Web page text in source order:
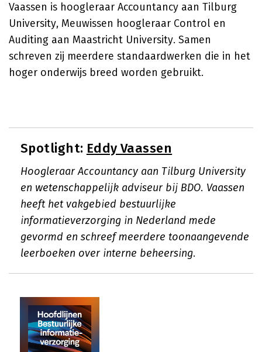
Vaassen is hoogleraar Accountancy aan Tilburg
University, Meuwissen hoogleraar Control en
Auditing aan Maastricht University. Samen
schreven zij meerdere standaardwerken die in het
hoger onderwijs breed worden gebruikt.
Spotlight: Eddy Vaassen
Hoogleraar Accountancy aan Tilburg University
en wetenschappelijk adviseur bij BDO. Vaassen
heeft het vakgebied bestuurlijke
informatieverzorging in Nederland mede
gevormd en schreef meerdere toonaangevende
leerboeken over interne beheersing.